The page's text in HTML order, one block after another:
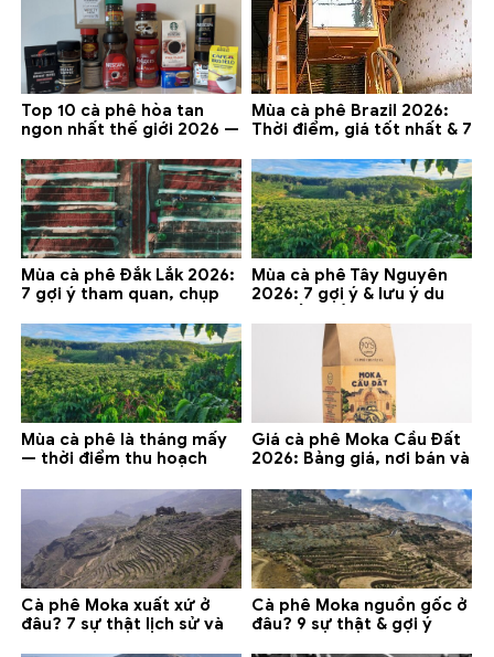
Top 10 cà phê hòa tan
ngon nhất thế giới 2026 —
Mùa cà phê Brazil 2026:
Thời điểm, giá tốt nhất & 7
Mùa cà phê Đắk Lắk 2026:
7 gợi ý tham quan, chụp
Mùa cà phê Tây Nguyên
2026: 7 gợi ý & lưu ý du
Mùa cà phê là tháng mấy
— thời điểm thu hoạch
Giá cà phê Moka Cầu Đất
2026: Bảng giá, nơi bán và
Cà phê Moka xuất xứ ở
đâu? 7 sự thật lịch sử và
Cà phê Moka nguồn gốc ở
đâu? 9 sự thật & gợi ý